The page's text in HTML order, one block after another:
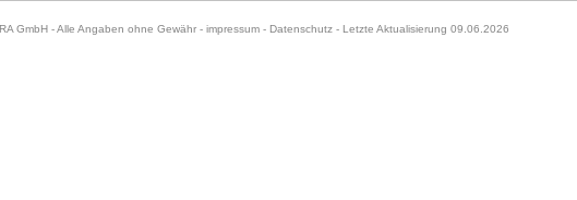
GmbH - Alle Angaben ohne Gewähr - impressum- Datenschutz- Letzte Aktualisierung 09.06.2026